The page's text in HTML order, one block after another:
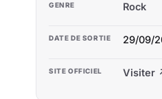
GENRE Rock
DATE DE SORTIE 29/09/
SITE OFFICIEL Visiter